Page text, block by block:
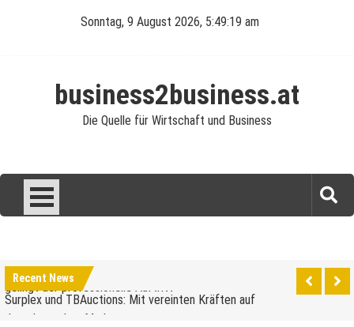
Sonntag, 9 August 2026, 5:49:19 am
business2business.at
Die Quelle für Wirtschaft und Business
Recent News
Perfekte Ausstattung für die Gastronomie: So
gelingt der professionelle Auftritt
Surplex und TBAuctions: Mit vereinten Kräften auf
dem deutschen Markt